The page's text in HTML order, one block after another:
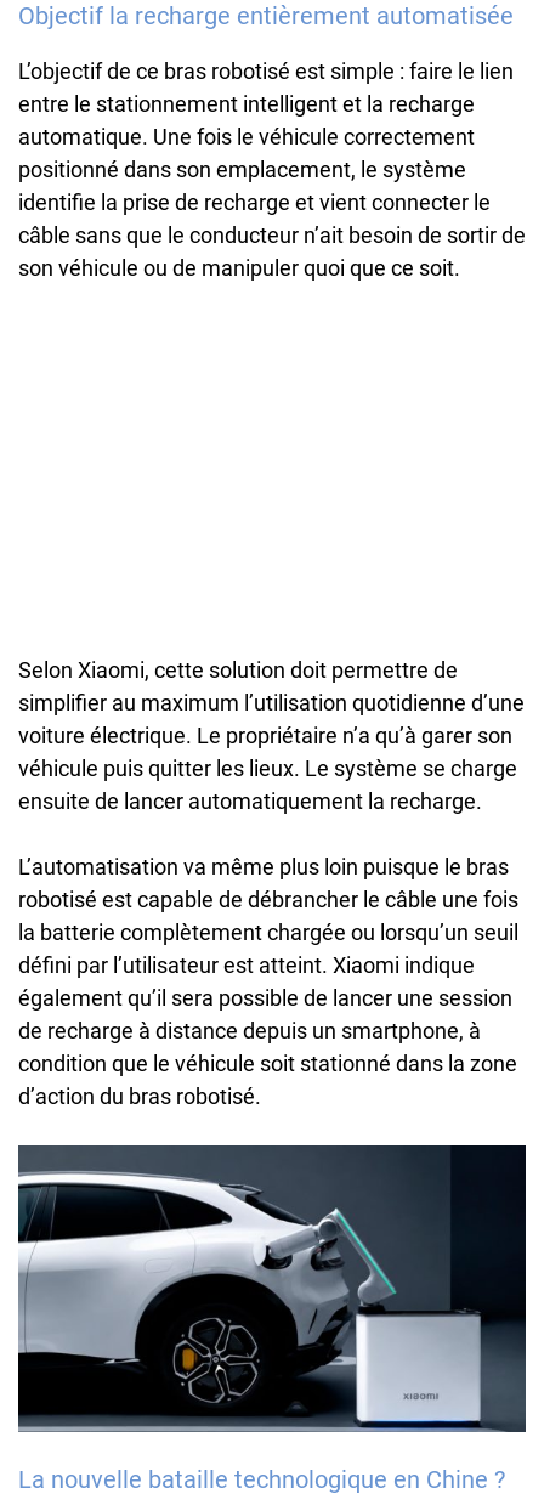
Objectif la recharge entièrement automatisée
L’objectif de ce bras robotisé est simple : faire le lien
entre le stationnement intelligent et la recharge
automatique. Une fois le véhicule correctement
positionné dans son emplacement, le système
identifie la prise de recharge et vient connecter le
câble sans que le conducteur n’ait besoin de sortir de
son véhicule ou de manipuler quoi que ce soit.
Selon Xiaomi, cette solution doit permettre de
simplifier au maximum l’utilisation quotidienne d’une
voiture électrique. Le propriétaire n’a qu’à garer son
véhicule puis quitter les lieux. Le système se charge
ensuite de lancer automatiquement la recharge.
L’automatisation va même plus loin puisque le bras
robotisé est capable de débrancher le câble une fois
la batterie complètement chargée ou lorsqu’un seuil
défini par l’utilisateur est atteint. Xiaomi indique
également qu’il sera possible de lancer une session
de recharge à distance depuis un smartphone, à
condition que le véhicule soit stationné dans la zone
d’action du bras robotisé.
La nouvelle bataille technologique en Chine ?